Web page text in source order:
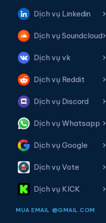
Dịch vụ Linkedin
Dịch vụ Soundcloud
Dịch vụ vk
Dịch vụ Reddit
Dịch vụ Discord
Dịch vụ Whatsapp
Dịch vụ Google
Dịch vụ Vote
Dịch vụ KICK
MUA EMAIL @GMAIL.COM
2.
Cung cấp dịch vụ
(SĐT) để nhận mã
Facebook, Google,
bảo mật, giá rẻ,